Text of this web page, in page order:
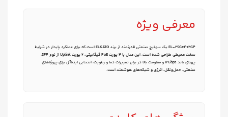
معرفی ویژه
EL‑2SG0402GPیک سوئیچ صنعتی قدرتمند از برندELKATOاست که برای عملکرد پایدار در شرایط
سخت محیطی طراحی شده است. این مدل با ۴ پورت PoE گیگابیتی، ۲ پورت Uplink از نوع SFP،
پهنای باند ۱۲Gbps و مقاومت بالا در برابر تغییرات دما و رطوبت، انتخابی ایده‌آل برای پروژه‌های
صنعتی، حمل‌ونقل، انرژی و شبکه‌های هوشمند است.